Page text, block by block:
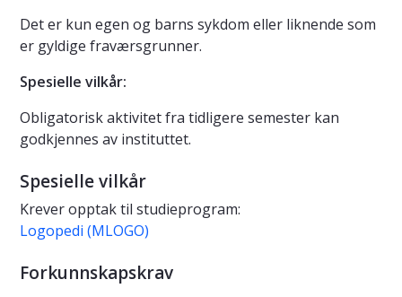
Det er kun egen og barns sykdom eller liknende som
er gyldige fraværsgrunner.
Spesielle vilkår:
Obligatorisk aktivitet fra tidligere semester kan
godkjennes av instituttet.
Spesielle vilkår
Krever opptak til studieprogram:
Logopedi (MLOGO)
Forkunnskapskrav